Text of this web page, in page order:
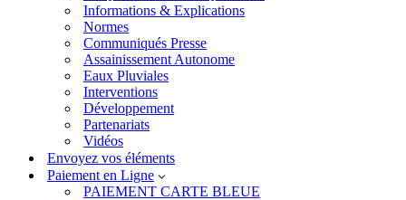
Informations & Explications
Normes
Communiqués Presse
Assainissement Autonome
Eaux Pluviales
Interventions
Développement
Partenariats
Vidéos
Envoyez vos éléments
Paiement en Ligne
PAIEMENT CARTE BLEUE